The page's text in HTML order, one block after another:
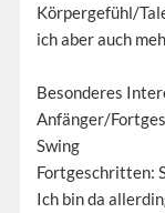
Körpergefühl/
ich aber auch
Besonderes
Anfänger/
Swing
Fortgeschritten:
Ich bin da